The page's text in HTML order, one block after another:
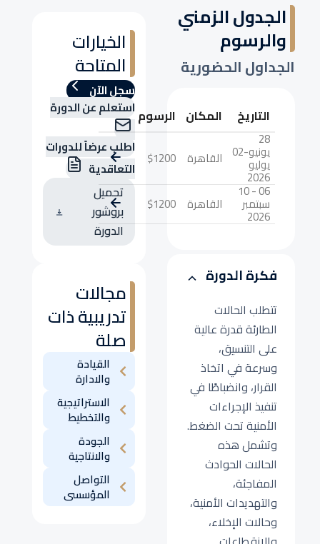
الخيارات
المتاحة
سجل الآن
استعلم عن الدورة
اطلب عرضاً للدورات
التعاقدية
تحميل
بروشور
الدورة
مجالات
تدريبية ذات
صلة
القيادة
والادارة
الاستراتيجية
والتخطيط
الجودة
والانتاجية
التواصل
المؤسسى
الجدول الزمني
والرسوم
الجداول الحضورية
التاريخ المكان الرسوم
28
يونيو-02
يوليو
2026
القاهرة $1200
06 - 10
سبتمبر
2026
القاهرة $1200
فكرة الدورة
تتطلب الحالات
الطارئة قدرة عالية
على التنسيق،
وسرعة في اتخاذ
القرار، وانضباطًا في
تنفيذ الإجراءات
الأمنية تحت الضغط.
وتشمل هذه
الحالات الحوادث
المفاجئة،
والتهديدات الأمنية،
وحالات الإخلاء،